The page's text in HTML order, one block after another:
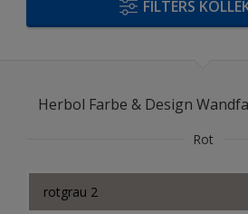
FILTERS
Herbol Farbe & Design
Rot
rotgrau 2